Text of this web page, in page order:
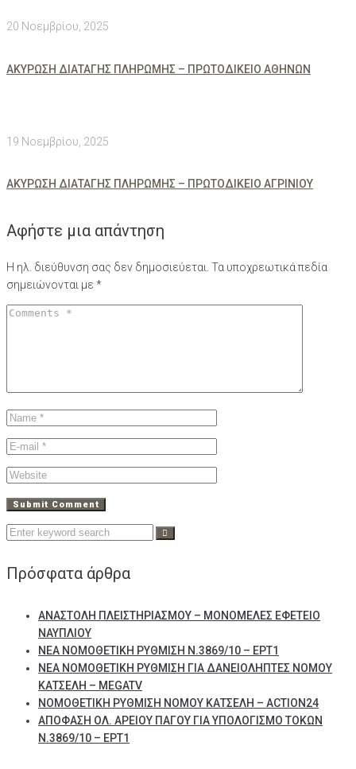
20 Νοεμβρίου, 2025
ΑΚΥΡΩΣΗ ΔΙΑΤΑΓΗΣ ΠΛΗΡΩΜΗΣ – ΠΡΩΤΟΔΙΚΕΙΟ ΑΘΗΝΩΝ
19 Νοεμβρίου, 2025
ΑΚΥΡΩΣΗ ΔΙΑΤΑΓΗΣ ΠΛΗΡΩΜΗΣ – ΠΡΩΤΟΔΙΚΕΙΟ ΑΓΡΙΝΙΟΥ
Αφήστε μια απάντηση
Η ηλ. διεύθυνση σας δεν δημοσιεύεται. Τα υποχρεωτικά πεδία
σημειώνονται με *
Search
Πρόσφατα άρθρα
ΑΝΑΣΤΟΛΗ ΠΛΕΙΣΤΗΡΙΑΣΜΟΥ – ΜΟΝΟΜΕΛΕΣ ΕΦΕΤΕΙΟ
ΝΑΥΠΛΙΟΥ
ΝΕΑ ΝΟΜΟΘΕΤΙΚΗ ΡΥΘΜΙΣΗ Ν.3869/10 – ΕΡΤ1
ΝΕΑ ΝΟΜΟΘΕΤΙΚΗ ΡΥΘΜΙΣΗ ΓΙΑ ΔΑΝΕΙΟΛΗΠΤΕΣ ΝΟΜΟΥ
ΚΑΤΣΕΛΗ – MEGATV
ΝΟΜΟΘΕΤΙΚΗ ΡΥΘΜΙΣΗ ΝΟΜΟΥ ΚΑΤΣΕΛΗ – ACTION24
ΑΠΟΦΑΣΗ ΟΛ. ΑΡΕΙΟΥ ΠΑΓΟΥ ΓΙΑ ΥΠΟΛΟΓΙΣΜΟ ΤΟΚΩΝ
Ν.3869/10 – ΕΡΤ1